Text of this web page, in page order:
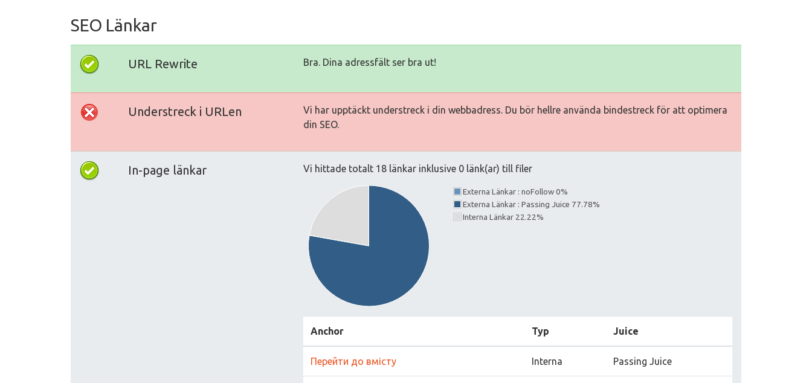
SEO Länkar
URL Rewrite Bra. Dina adressfält ser bra ut!
Understreck i URLen
Vi har upptäckt understreck i din webbadress. Du bör hellre använda bindestreck för att optimera
din SEO.
In-page länkar Vi hittade totalt 18 länkar inklusive 0 länk(ar) till filer
Externa Länkar : noFollow 0%
Externa Länkar : Passing Juice 77.78%
Interna Länkar 22.22%
Anchor Typ Juice
Перейти до вмісту Interna Passing Juice